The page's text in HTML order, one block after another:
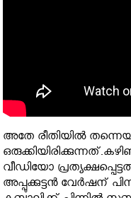
അതേ രീതിയില്‍
വീഡിയോ
അപ്പുക്കുട്ടന്‍ വേര്‍ഷന്